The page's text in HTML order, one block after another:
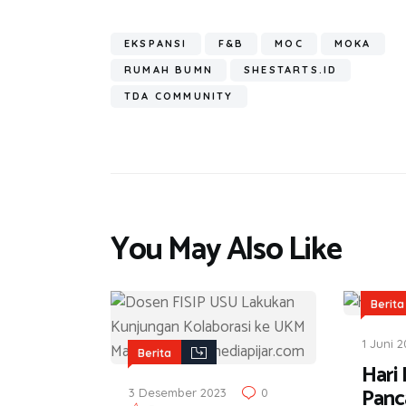
o
ok
er s
A
p
gr
a
EKSPANSI F&B MOC MOKA
RUMAH BUMN SHESTARTS.ID
TDA COMMUNITY
You May Also Like
Berita
3 Desember 2023
0
Berita
1 Juni
Hari